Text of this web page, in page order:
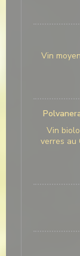
Vin
Vin
verres au